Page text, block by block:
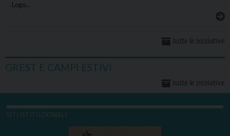
Logo…
tutte le iniziative
GREST E CAMPI ESTIVI
tutte le iniziative
SITI ISTITUZIONALI